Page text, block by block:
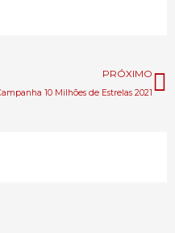
PRÓXIMO
10 Milhões de Estrelas 2021